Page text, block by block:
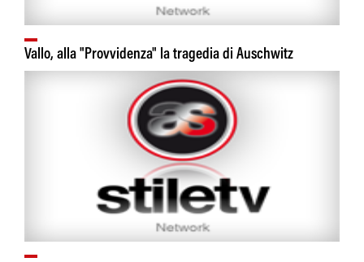
Vallo, alla "Provvidenza" la tragedia di Auschwitz